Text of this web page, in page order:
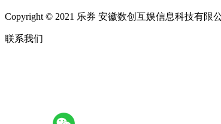
Copyright © 2021 乐券 安徽数创互娱信息科技有限
联系我们